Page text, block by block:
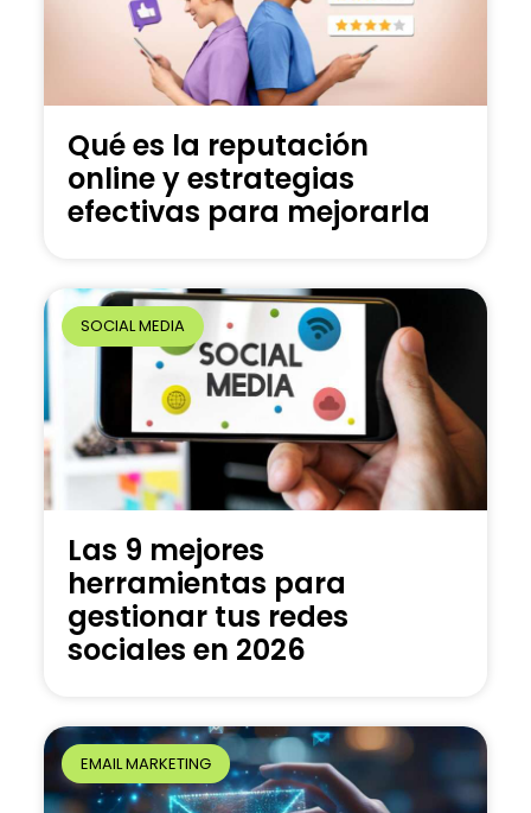
Qué es la reputación
online y estrategias
efectivas para mejorarla
SOCIAL MEDIA
Las 9 mejores
herramientas para
gestionar tus redes
sociales en 2026
EMAIL MARKETING